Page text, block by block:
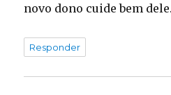
novo dono cuide bem dele.
Responder